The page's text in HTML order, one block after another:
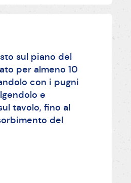
sul piano del
per almeno 10
con i pugni
e
tavolo, fino al
del